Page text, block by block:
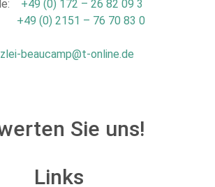
+49 (0) 172 – 26 82 09 3
+49 (0) 2151 – 76 70 83 0
beaucamp@t-online.de
Sie uns!
Links